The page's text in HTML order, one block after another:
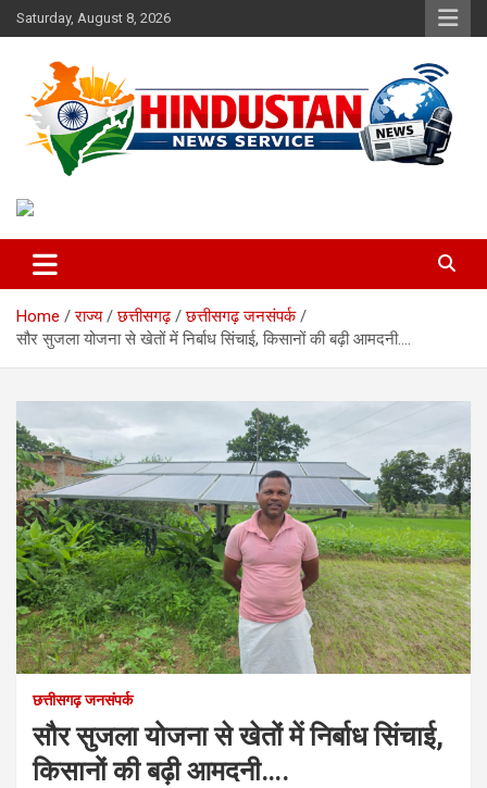
Skip
to
Saturday, August 8, 2026
Hindustan News Service
Home राज्य छत्तीसगढ़
छत्तीसगढ़ जनसंपर्क
सौर सुजला योजना से खेतों में निर्बाध सिंचाई, किसानों की बढ़ी आमदनी….
छत्तीसगढ़ जनसंपर्क
सौर सुजला योजना से खेतों में निर्बाध सिंचाई,
किसानों की बढ़ी आमदनी….